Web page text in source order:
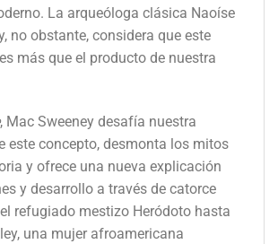
La arqueóloga clásica Naoíse
no obstante, considera que este
más que el producto de nuestra
, Mac Sweeney desafía nuestra
este concepto, desmonta los mitos
y ofrece una nueva explicación
y desarrollo a través de catorce
refugiado mestizo Heródoto hasta
una mujer afroamericana